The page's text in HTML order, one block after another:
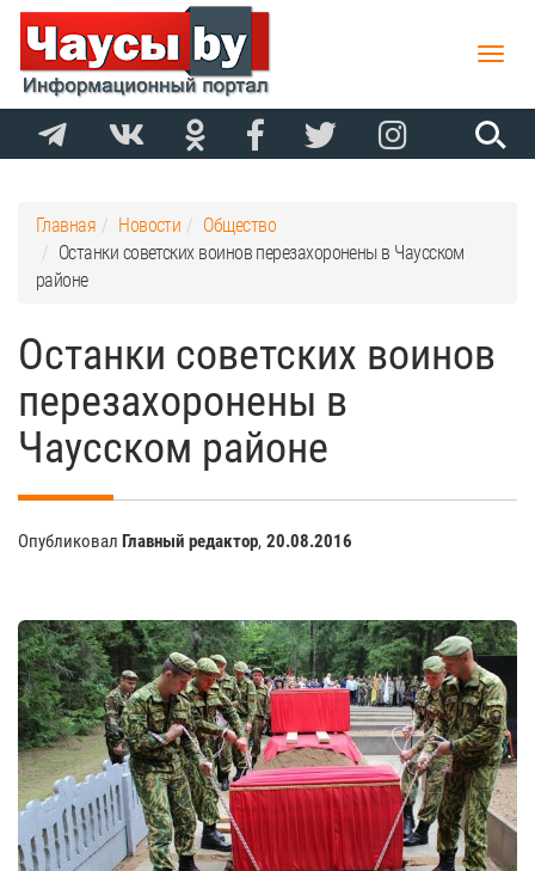
Toggle
Главная Новости
Общество
Останки советских воинов перезахоронены в Чаусском
районе
Останки советских воинов
перезахоронены в
Чаусском районе
Опубликовал Главный редактор, 20.08.2016